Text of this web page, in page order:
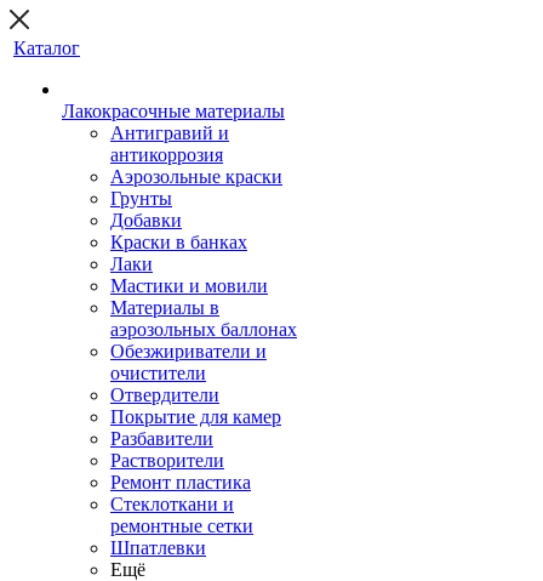
Каталог
Лакокрасочные материалы
Антигравий и
антикоррозия
Аэрозольные краски
Грунты
Добавки
Краски в банках
Лаки
Мастики и мовили
Материалы в
аэрозольных баллонах
Обезжириватели и
очистители
Отвердители
Покрытие для камер
Разбавители
Растворители
Ремонт пластика
Стеклоткани и
ремонтные сетки
Шпатлевки
Ещё